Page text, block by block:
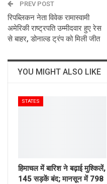
Email
PREV POST
रिपब्लिकन नेता विवेक रामास्वामी
अमेरिकी राष्ट्रपति उम्मीदवार हुए रेस
से बाहर, डोनाल्ड ट्रंप को मिली जीत
YOU MIGHT ALSO LIKE
STATES
हिमाचल में बारिश ने बढ़ाई मुश्किलें,
145 सड़कें बंद; मानसून में 798